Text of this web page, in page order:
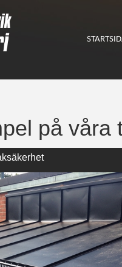
på våra